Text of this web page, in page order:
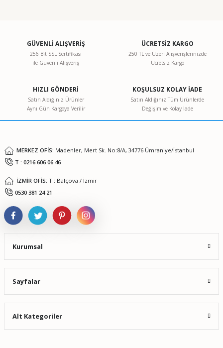
Görüş ve önerileriniz için teşekkür ederiz.
Ürün resmi kalitesiz, bozuk veya görüntülenemiyor.
Ürün bilgilerinde hatalar bulunuyor.
Ürün fiyatı diğer sitelerden daha pahalı.
GÜVENLİ ALIŞVERİŞ
256 Bit SSL Sertifikası
ile Güvenli Alışveriş
ÜCRETSİZ KARGO
250 TL ve Üzeri Alışverişlerinizde
Ücretsiz Kargo
HIZLI GÖNDERİ
Satın Aldığınız Ürünler
Aynı Gün Kargoya Verilir
KOŞULSUZ KOLAY İADE
Satın Aldığınız Tüm Ürünlerde
Değişim ve Kolay İade
MERKEZ OFİS: Madenler, Mert Sk. No:8/A, 34776 Ümraniye/İstanbul
T : 0216 606 06 46
İZMİR OFİS: T : Balçova / İzmir
0530 381 24 21
Kurumsal
Sayfalar
Alt Kategoriler